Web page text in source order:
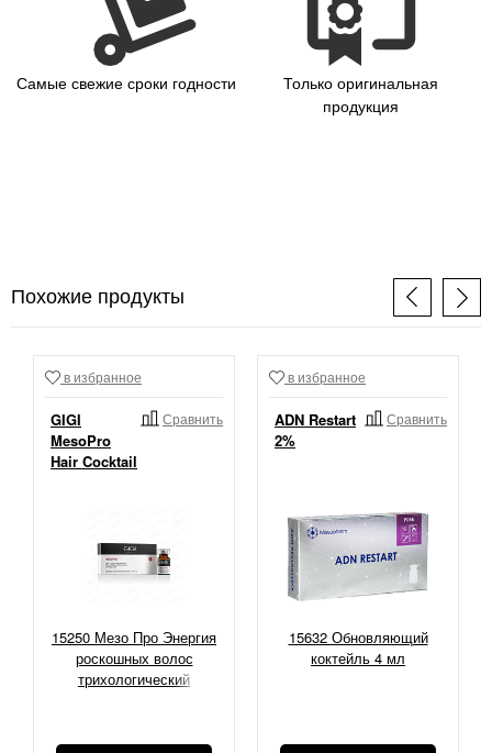
Самые свежие сроки годности
Только оригинальная
продукция
Похожие продукты
в избранное
Сравнить
GIGI
MesoPro
Hair Cocktail
15250 Мезо Про Энергия
роскошных волос
трихологический
в избранное
Сравнить
ADN Restart
2%
15632 Обновляющий
коктейль 4 мл